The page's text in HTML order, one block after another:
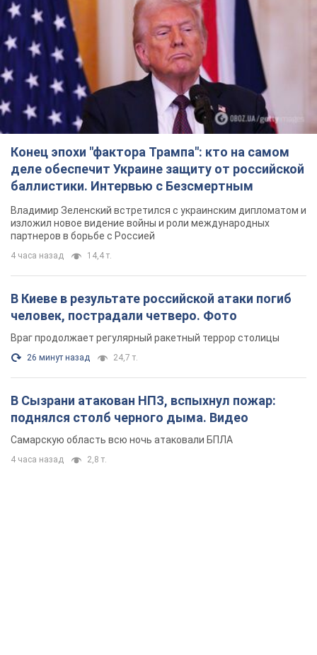
Конец эпохи "фактора Трампа": кто на самом
деле обеспечит Украине защиту от российской
баллистики. Интервью с Безсмертным
Владимир Зеленский встретился с украинским дипломатом и
изложил новое видение войны и роли международных
партнеров в борьбе с Россией
4 часа назад 14,4 т.
В Киеве в результате российской атаки погиб
человек, пострадали четверо. Фото
Враг продолжает регулярный ракетный террор столицы
26 минут назад 24,7 т.
В Сызрани атакован НПЗ, вспыхнул пожар:
поднялся столб черного дыма. Видео
Самарскую область всю ночь атаковали БПЛА
4 часа назад 2,8 т.